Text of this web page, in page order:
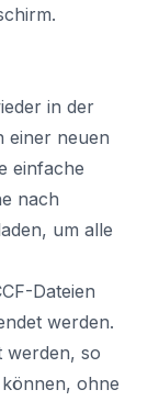
in der
einer neuen
einfache
nach
um alle
Dateien
werden.
werden, so
ohne